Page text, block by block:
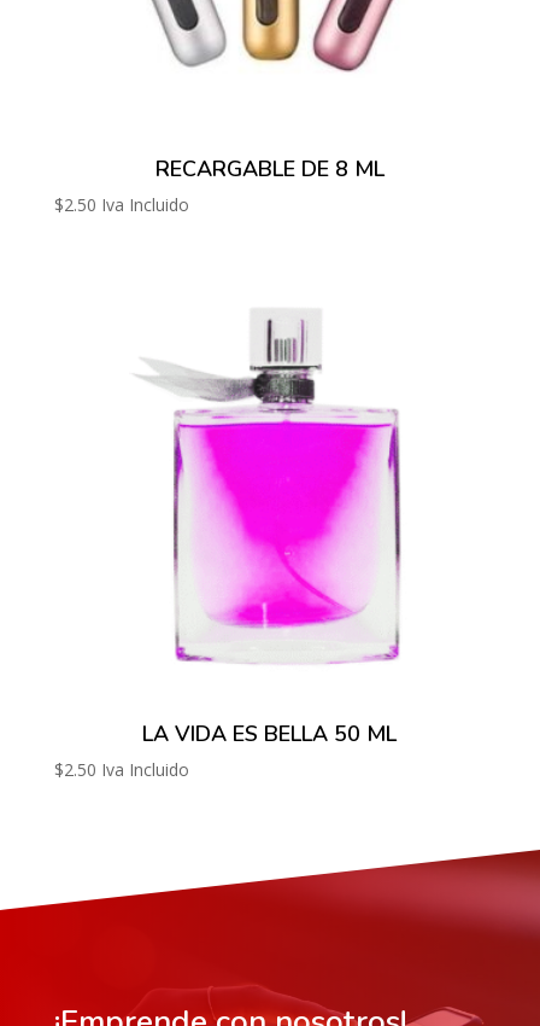
RECARGABLE DE 8 ML
$2.50 Iva Incluido
LA VIDA ES BELLA 50 ML
$2.50 Iva Incluido